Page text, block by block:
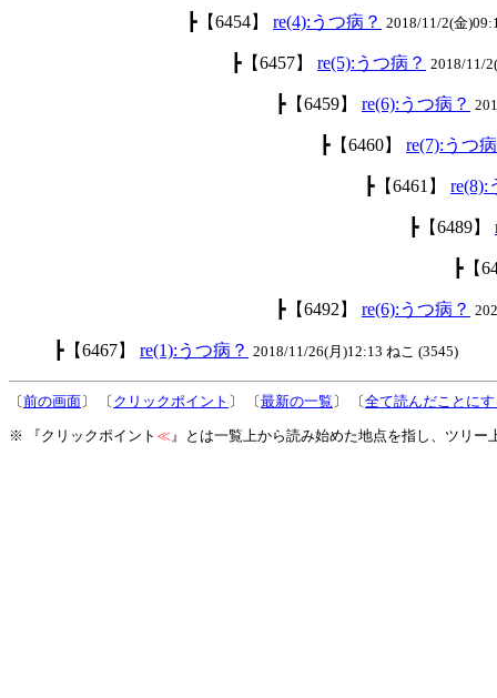
┣【6454】 re(4):うつ病？ 2018/11/2(金
┣【6457】 re(5):うつ病？ 2018/11/
┣【6459】 re(6):うつ病？
┣【6460】 re(7):うつ
┣【6461】 re(8):
┣【6489】
┣【
┣【6492】 re(6):うつ病？
┣【6467】 re(1):うつ病？ 2018/11/26(月)12:13 ねこ (3545)
〔前の画面〕 〔 クリックポイント 〕 〔最新の一覧 〕 〔全て読んだことに
※ 『クリックポイント ≪』とは一覧上から読み始めた地点を指し、ツリ